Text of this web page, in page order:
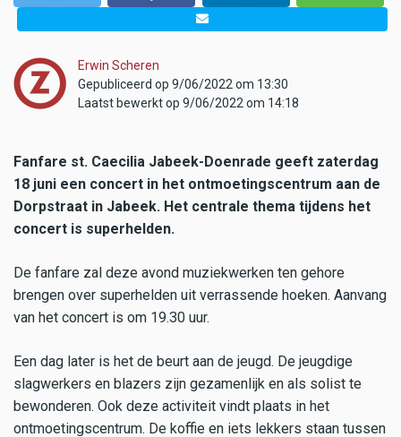
Erwin Scheren
Gepubliceerd op 9/06/2022 om 13:30
Laatst bewerkt op 9/06/2022 om 14:18
Fanfare st. Caecilia Jabeek-Doenrade geeft zaterdag
18 juni een concert in het ontmoetingscentrum aan de
Dorpstraat in Jabeek. Het centrale thema tijdens het
concert is superhelden.
De fanfare zal deze avond muziekwerken ten gehore
brengen over superhelden uit verrassende hoeken. Aanvang
van het concert is om 19.30 uur.
Een dag later is het de beurt aan de jeugd. De jeugdige
slagwerkers en blazers zijn gezamenlijk en als solist te
bewonderen. Ook deze activiteit vindt plaats in het
ontmoetingscentrum. De koffie en iets lekkers staan tussen